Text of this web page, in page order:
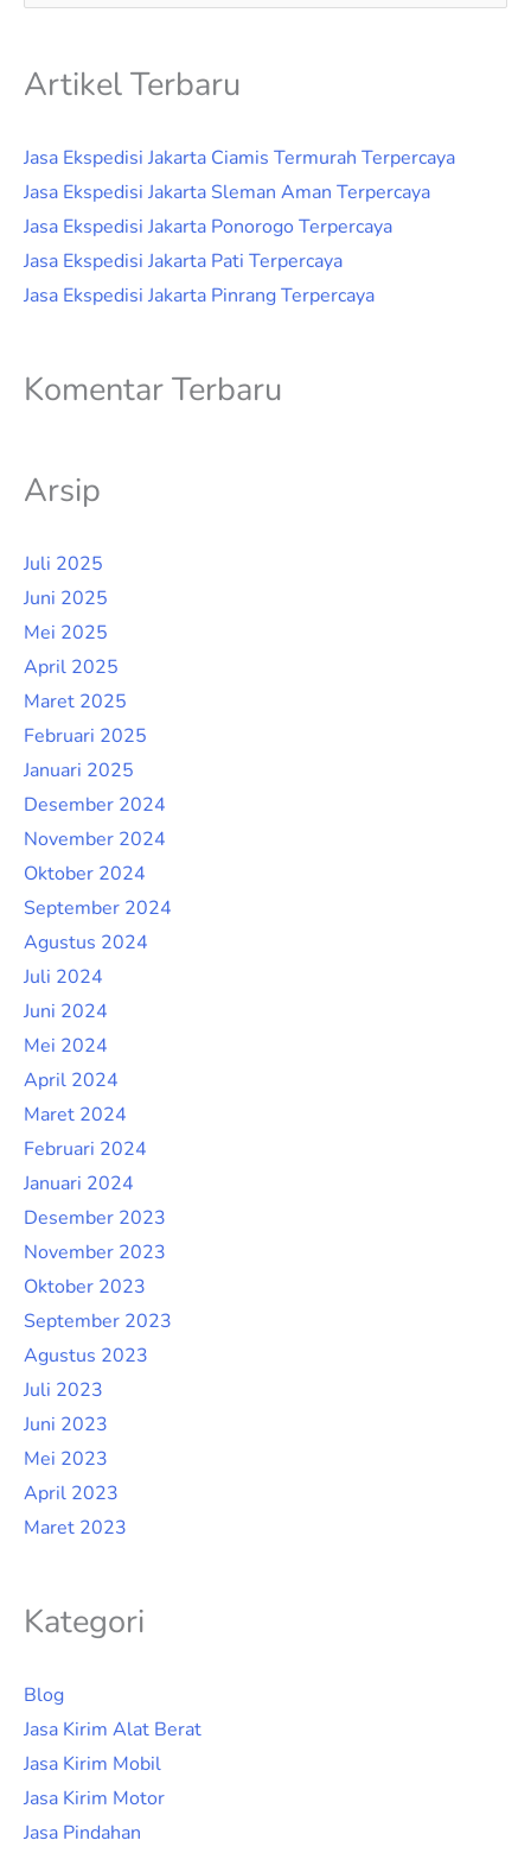
untuk:
Artikel Terbaru
Jasa Ekspedisi Jakarta Ciamis Termurah Terpercaya
Jasa Ekspedisi Jakarta Sleman Aman Terpercaya
Jasa Ekspedisi Jakarta Ponorogo Terpercaya
Jasa Ekspedisi Jakarta Pati Terpercaya
Jasa Ekspedisi Jakarta Pinrang Terpercaya
Komentar Terbaru
Arsip
Juli 2025
Juni 2025
Mei 2025
April 2025
Maret 2025
Februari 2025
Januari 2025
Desember 2024
November 2024
Oktober 2024
September 2024
Agustus 2024
Juli 2024
Juni 2024
Mei 2024
April 2024
Maret 2024
Februari 2024
Januari 2024
Desember 2023
November 2023
Oktober 2023
September 2023
Agustus 2023
Juli 2023
Juni 2023
Mei 2023
April 2023
Maret 2023
Kategori
Blog
Jasa Kirim Alat Berat
Jasa Kirim Mobil
Jasa Kirim Motor
Jasa Pindahan